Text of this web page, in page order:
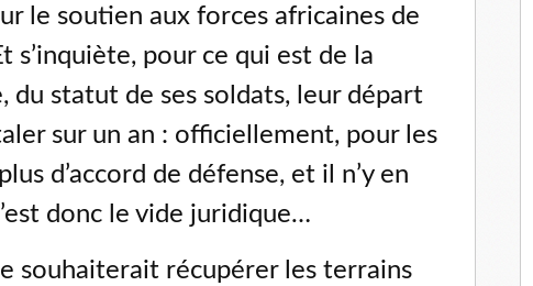
le soutien aux forces africaines de
s’inquiète, pour ce qui est de la
du statut de ses soldats, leur départ
sur un an : officiellement, pour les
d’accord de défense, et il n’y en
donc le vide juridique…
souhaiterait récupérer les terrains